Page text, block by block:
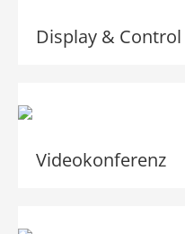
Display & Control
Videokonferenz